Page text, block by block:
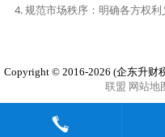
4. 规范市场秩序：明确各方权
Copyright © 2016-2026 (企东升财
联盟 网站地